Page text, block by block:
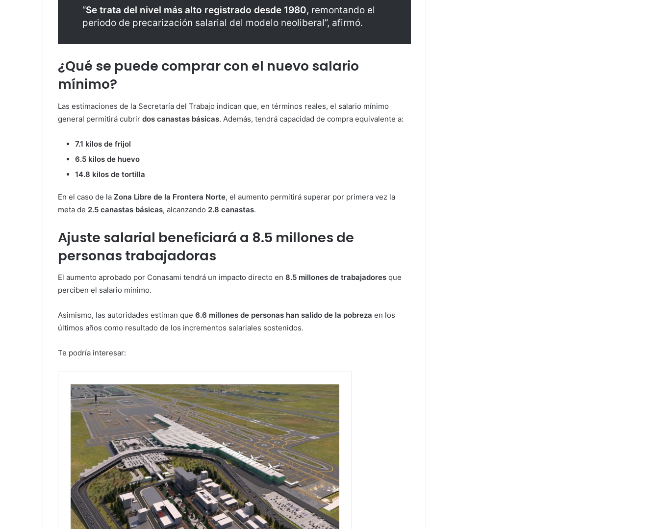
“Se trata del nivel más alto registrado desde 1980, remontando el
periodo de precarización salarial del modelo neoliberal”, afirmó.
¿Qué se puede comprar con el nuevo salario
mínimo?
Las estimaciones de la Secretaría del Trabajo indican que, en términos reales, el salario mínimo
general permitirá cubrir dos canastas básicas. Además, tendrá capacidad de compra equivalente a:
7.1 kilos de frijol
6.5 kilos de huevo
14.8 kilos de tortilla
En el caso de la Zona Libre de la Frontera Norte, el aumento permitirá superar por primera vez la
meta de 2.5 canastas básicas, alcanzando 2.8 canastas.
Ajuste salarial beneficiará a 8.5 millones de
personas trabajadoras
El aumento aprobado por Conasami tendrá un impacto directo en 8.5 millones de trabajadores que
perciben el salario mínimo.
Asimismo, las autoridades estiman que 6.6 millones de personas han salido de la pobreza en los
últimos años como resultado de los incrementos salariales sostenidos.
Te podría interesar: